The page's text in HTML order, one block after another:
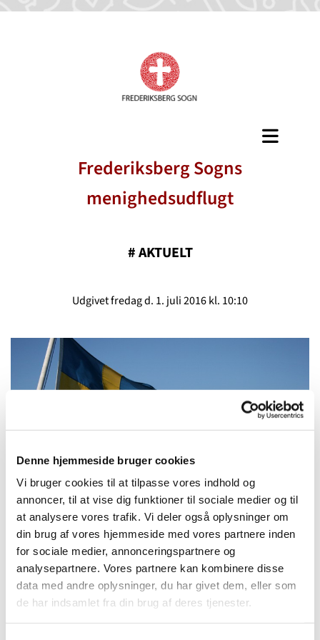
Denne hjemmeside bruger cookies
Vi bruger cookies til at tilpasse vores indhold og
annoncer, til at vise dig funktioner til sociale medier og til
at analysere vores trafik. Vi deler også oplysninger om
din brug af vores hjemmeside med vores partnere inden
for sociale medier, annonceringspartnere og
analysepartnere. Vores partnere kan kombinere disse
data med andre oplysninger, du har givet dem, eller som
de har indsamlet fra din brug af deres tjenester.
Frederiksberg Sogns
menighedsudflugt
#AKTUELT
Udgivet fredag d. 1. juli 2016 kl. 10:10
Frederiksberg Sogns menighedsudflugt
I sognet arrangeres to årlige rejser/sogneture.
Den først lørdag i september tager vi på endagstur til
Sverige. Vi besøger forskellige steder og får en dejlig
frokost undervejs.